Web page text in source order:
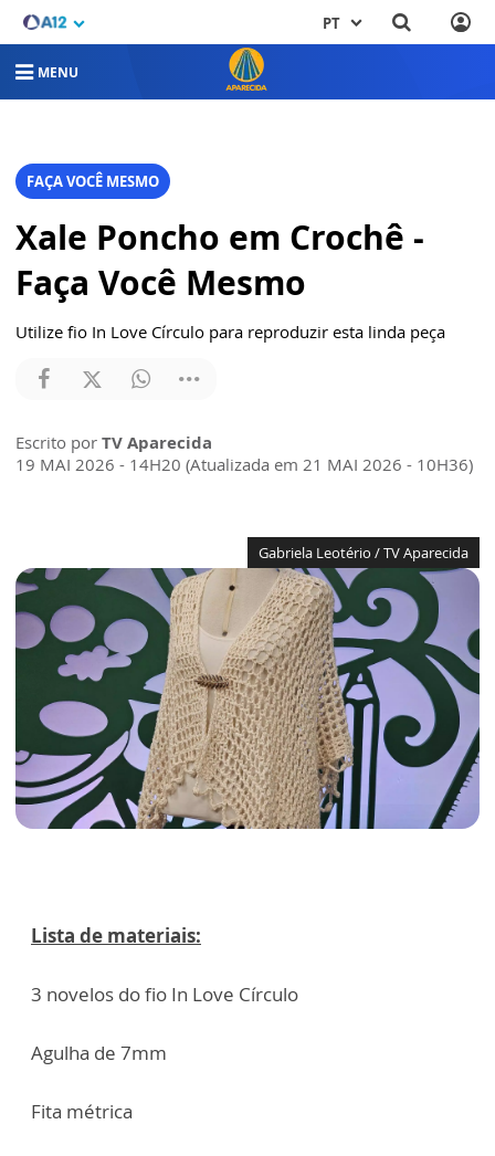
PT
MENU
FAÇA VOCÊ MESMO
Xale Poncho em Crochê -
Faça Você Mesmo
Utilize fio In Love Círculo para reproduzir esta linda peça
Escrito por TV Aparecida
19 MAI 2026 - 14H20 (Atualizada em 21 MAI 2026 - 10H36)
Gabriela Leotério / TV Aparecida
Lista de materiais:
3 novelos do fio In Love Círculo
Agulha de 7mm
Fita métrica